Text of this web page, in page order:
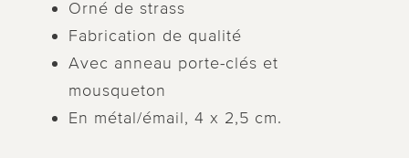
Orné de strass
Fabrication de qualité
Avec anneau porte-clés et
mousqueton
En métal/émail, 4 x 2,5 cm.